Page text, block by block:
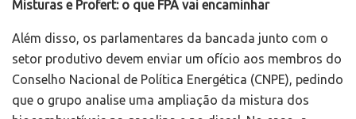
Misturas e Profert: o que FPA vai encaminhar
Além disso, os parlamentares da bancada junto com o
setor produtivo devem enviar um ofício aos membros do
Conselho Nacional de Política Energética (CNPE), pedindo
que o grupo analise uma ampliação da mistura dos